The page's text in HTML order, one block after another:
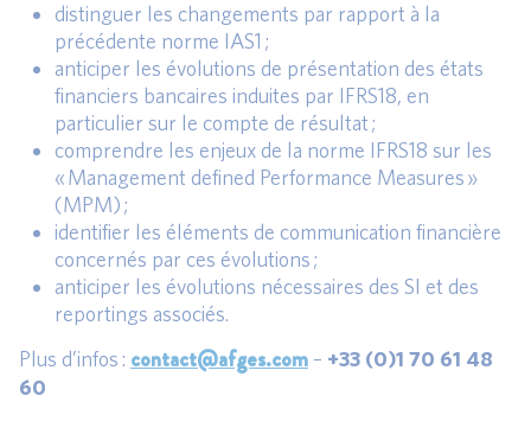
distinguer les changements par rapport à la
précédente norme IAS1 ;
anticiper les évolutions de présentation des états
financiers bancaires induites par IFRS18, en
particulier sur le compte de résultat ;
comprendre les enjeux de la norme IFRS18 sur les
« Management defined Performance Measures »
(MPM) ;
identifier les éléments de communication financière
concernés par ces évolutions ;
anticiper les évolutions nécessaires des SI et des
reportings associés.
Plus d’infos : contact@afges.com – +33 (0)1 70 61 48
60